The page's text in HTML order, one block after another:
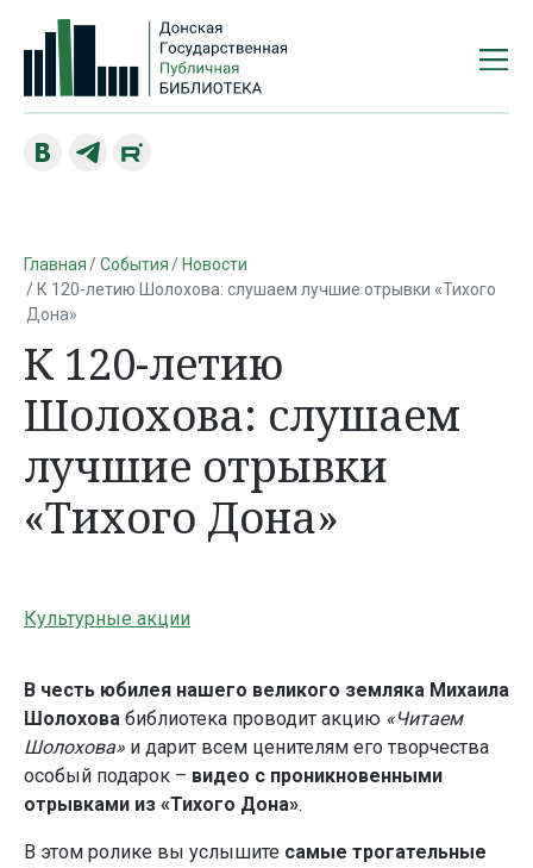
Главная События
Новости
К 120-летию Шолохова: слушаем лучшие отрывки «Тихого
Дона»
К 120-летию
Шолохова: слушаем
лучшие отрывки
«Тихого Дона»
Культурные акции
В честь юбилея нашего великого земляка Михаила
Шолохова библиотека проводит акцию «Читаем
Шолохова» и дарит всем ценителям его творчества
особый подарок – видео с проникновенными
отрывками из «Тихого Дона».
В этом ролике вы услышите самые трогательные